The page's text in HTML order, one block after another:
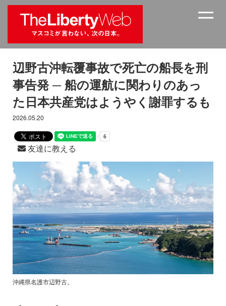
辺野古沖転覆事故で死亡の船長を刑
事告発 ─ 船の運航に関わりのあっ
た日本共産党はようやく謝罪するも
2026.05.20
友達に教える
沖縄県名護市辺野古。